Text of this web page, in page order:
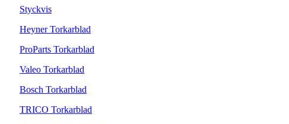
Styckvis
Heyner Torkarblad
ProParts Torkarblad
Valeo Torkarblad
Bosch Torkarblad
TRICO Torkarblad